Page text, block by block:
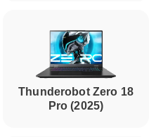
Thunderobot Zero 18
Pro (2025)